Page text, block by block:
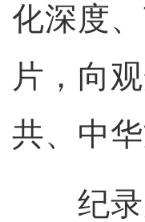
化深度
片，向
共、中
纪录